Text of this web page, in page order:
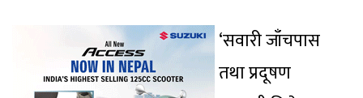
‘सवारी जाँचपास
तथा प्रदूषण